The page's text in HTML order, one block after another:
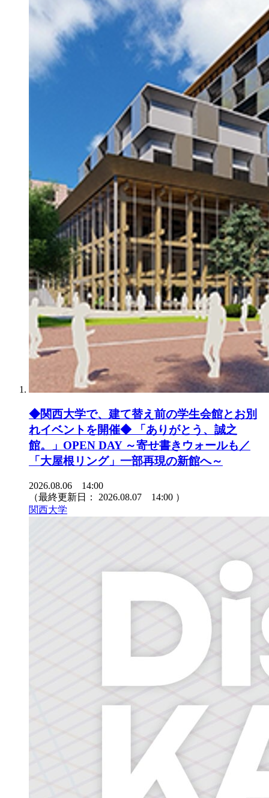
◆関西大学で、建て替え前の学生会館とお別
れイベントを開催◆ 「ありがとう、誠之
館。」OPEN DAY ～寄せ書きウォールも／
「大屋根リング」一部再現の新館へ～
2026.08.06 14:00
（最終更新日： 2026.08.07 14:00 ）
関西大学